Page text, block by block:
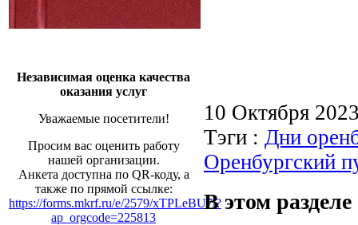
Независимая оценка качества
оказания услуг
Уважаемые посетители!
Просим вас оценить работу
нашей организации.
Анкета доступна по QR-коду, а
также по прямой ссылке:
https://forms.mkrf.ru/e/2579/xTPLeBU7/?
ap_orgcode=225813
10 Октября
Тэги : Дни
Оренбургский
В этом разделе